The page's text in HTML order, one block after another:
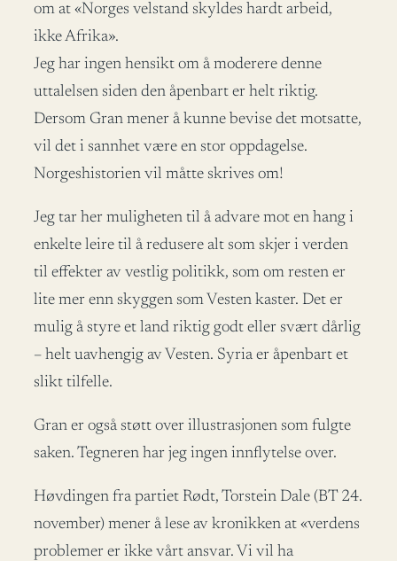
om at «Norges velstand skyldes hardt arbeid,
ikke Afrika».
Jeg har ingen hensikt om å moderere denne
uttalelsen siden den åpenbart er helt riktig.
Dersom Gran mener å kunne bevise det motsatte,
vil det i sannhet være en stor oppdagelse.
Norgeshistorien vil måtte skrives om!
Jeg tar her muligheten til å advare mot en hang i
enkelte leire til å redusere alt som skjer i verden
til effekter av vestlig politikk, som om resten er
lite mer enn skyggen som Vesten kaster. Det er
mulig å styre et land riktig godt eller svært dårlig
– helt uavhengig av Vesten. Syria er åpenbart et
slikt tilfelle.
Gran er også støtt over illustrasjonen som fulgte
saken. Tegneren har jeg ingen innflytelse over.
Høvdingen fra partiet Rødt, Torstein Dale (BT 24.
november) mener å lese av kronikken at «verdens
problemer er ikke vårt ansvar. Vi vil ha